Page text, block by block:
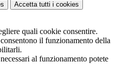
Accetta tutti i cookies
quali cookie consentire.
il funzionamento della
al funzionamento potete